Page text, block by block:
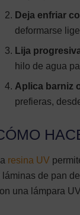
Deja enfriar
deformarse
Lija
hilo de agua
Aplica barniz
prefieras,
La resina UV
láminas de pan
una lámpara